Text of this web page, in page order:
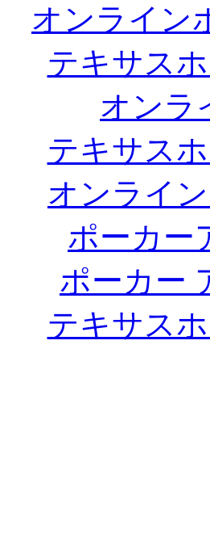
オンライン
テキサス
オンラ
テキサス
オンライ
ポーカー
ポーカー
テキサス